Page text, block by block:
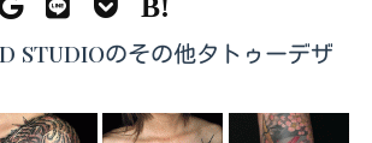
STUDIOのその他タトゥーデザ